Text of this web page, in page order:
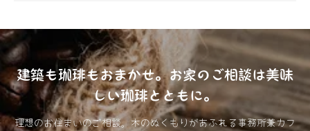
建築も珈琲もおまかせ。お家のご相談は美味
しい珈琲とともに。
理想のお住まいのご相談。木のぬくもりがあふれる事務所兼カフ